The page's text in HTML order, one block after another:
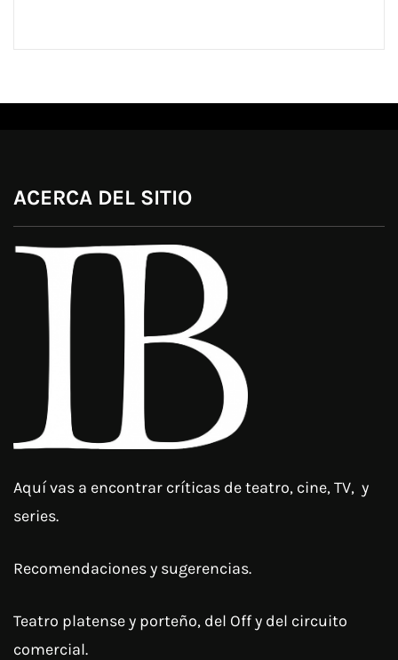
ACERCA DEL SITIO
Aquí vas a encontrar críticas de teatro, cine, TV, y
series.
Recomendaciones y sugerencias.
Teatro platense y porteño, del Off y del circuito
comercial.